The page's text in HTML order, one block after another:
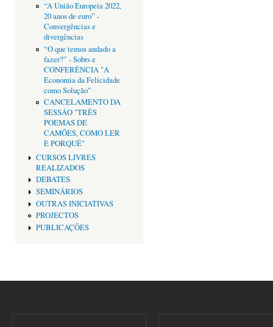
“A União Europeia 2022,
20 anos de euro” -
Convergências e
divergências
“O que temos andado a
fazer?” - Sobrs e
CONFERÊNCIA "A
Economia da Felicidade
como Solução"
CANCELAMENTO DA
SESSÂO "TRÊS
POEMAS DE
CAMÕES, COMO LER
E PORQUÊ"
CURSOS LIVRES
REALIZADOS
DEBATES
SEMINÁRIOS
OUTRAS INICIATIVAS
PROJECTOS
PUBLICAÇÕES